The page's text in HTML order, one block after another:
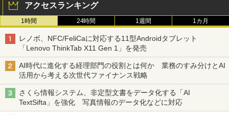
アクセスランキング
1時間 24時間 1週間 1カ月
レノボ、NFC/FeliCaに対応する11型Androidタブレット
「Lenovo ThinkTab X11 Gen 1」を発売
AI時代に進化する経理部門の役割とは何か 業務のすみ分けとAI
活用から考える次世代ファイナンス戦略
さくら情報システム、非定型文書をデータ化する「AI
TextSifta」を強化 写真情報のデータ化などに対応